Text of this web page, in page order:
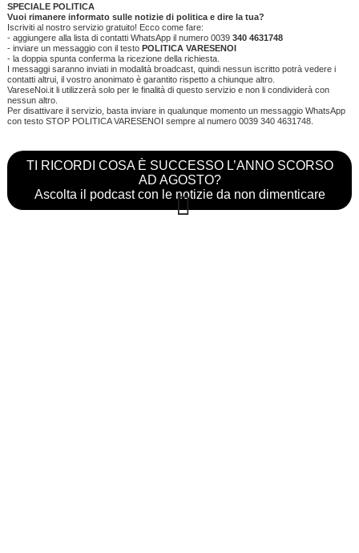
SPECIALE POLITICA
Vuoi rimanere informato sulle notizie di politica e dire la tua?
Iscriviti al nostro servizio gratuito! Ecco come fare:
- aggiungere alla lista di contatti WhatsApp il numero 0039 340 4631748
- inviare un messaggio con il testo POLITICA VARESENOI
- la doppia spunta conferma la ricezione della richiesta.
I messaggi saranno inviati in modalità broadcast, quindi nessun iscritto potrà vedere i
contatti altrui, il vostro anonimato è garantito rispetto a chiunque altro.
VareseNoi.it li utilizzerà solo per le finalità di questo servizio e non li condividerà con
nessun altro.
Per disattivare il servizio, basta inviare in qualunque momento un messaggio WhatsApp
con testo STOP POLITICA VARESENOI sempre al numero 0039 340 4631748.
TI RICORDI COSA È SUCCESSO L’ANNO SCORSO
AD AGOSTO?
Ascolta il podcast con le notizie da non dimenticare